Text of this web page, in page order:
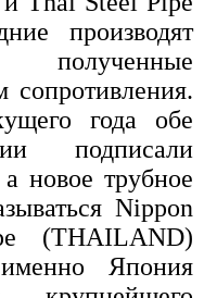
производят
сопротивления.
года обе
подписали
новое трубное
Nippon
(THAILAND)
Япония